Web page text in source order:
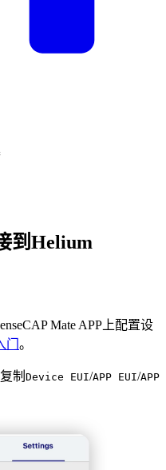
到Helium
Mate APP上配置设
。
制 Device EUI/APP EUI/APP